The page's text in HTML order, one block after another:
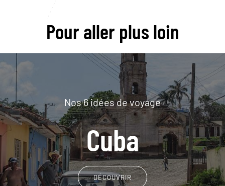
Pour aller plus loin
Nos 6 idées de voyage
Cuba
DÉCOUVRIR